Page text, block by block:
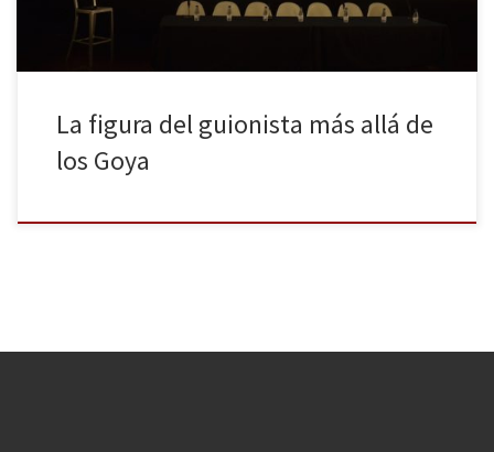
La figura del guionista más allá de
los Goya